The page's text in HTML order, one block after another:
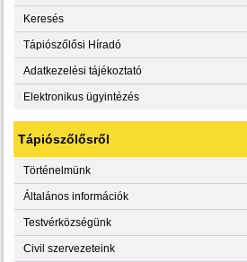
Keresés
Tápiószőlősi Híradó
Adatkezelési tájékoztató
Elektronikus ügyintézés
Tápiószőlősről
Történelmünk
Általános információk
Testvérközségünk
Civil szervezeteink